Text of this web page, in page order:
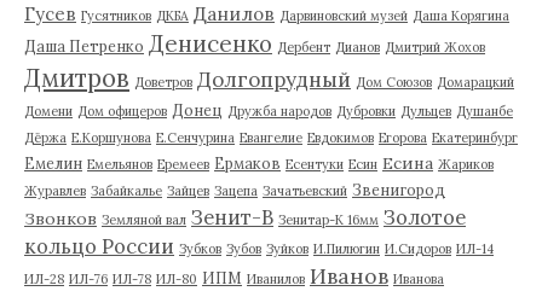
Гусев Гусятников ДКБА Данилов Дарвиновский музей Даша Корягина
Даша Петренко Денисенко Дербент Дианов Дмитрий Жохов
Дмитров Доветров Долгопрудный Дом Союзов Домарацкий
Домени Дом офицеров Донец Дружба народов Дубровки Дульцев Душанбе
Дёржа Е.Коршунова Е.Сенчурина Евангелие Евдокимов Егорова Екатеринбург
Емелин Емельянов Еремеев Ермаков Есентуки Есин Есина Жариков
Журавлев Забайкалье Зайцев Зацепа Зачатьевский Звенигород
Звонков Земляной вал Зенит-В Зенитар-К 16мм Золотое
кольцо России Зубков Зубов Зуйков И.Пилюгин И.Сидоров ИЛ-14
ИЛ-28 ИЛ-76 ИЛ-78 ИЛ-80 ИПМ Иванилов Иванов Иванова